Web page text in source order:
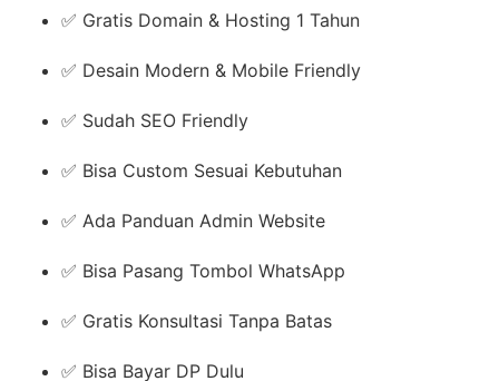
✅ Gratis Domain & Hosting 1 Tahun
✅ Desain Modern & Mobile Friendly
✅ Sudah SEO Friendly
✅ Bisa Custom Sesuai Kebutuhan
✅ Ada Panduan Admin Website
✅ Bisa Pasang Tombol WhatsApp
✅ Gratis Konsultasi Tanpa Batas
✅ Bisa Bayar DP Dulu